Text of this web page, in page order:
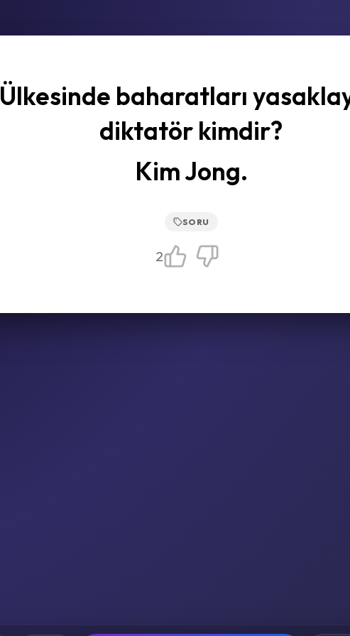
Ülkesinde baharatları
diktatör kimdir?
Kim Jong.
SORU
2